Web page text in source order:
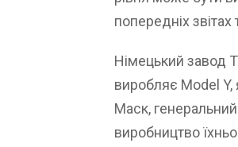
попередніх
Німецький завод
виробляє Model
Маск,
виробництво